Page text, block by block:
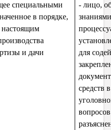
специальными
в порядке,
настоящим
и дачи
- лицо,
для
средств